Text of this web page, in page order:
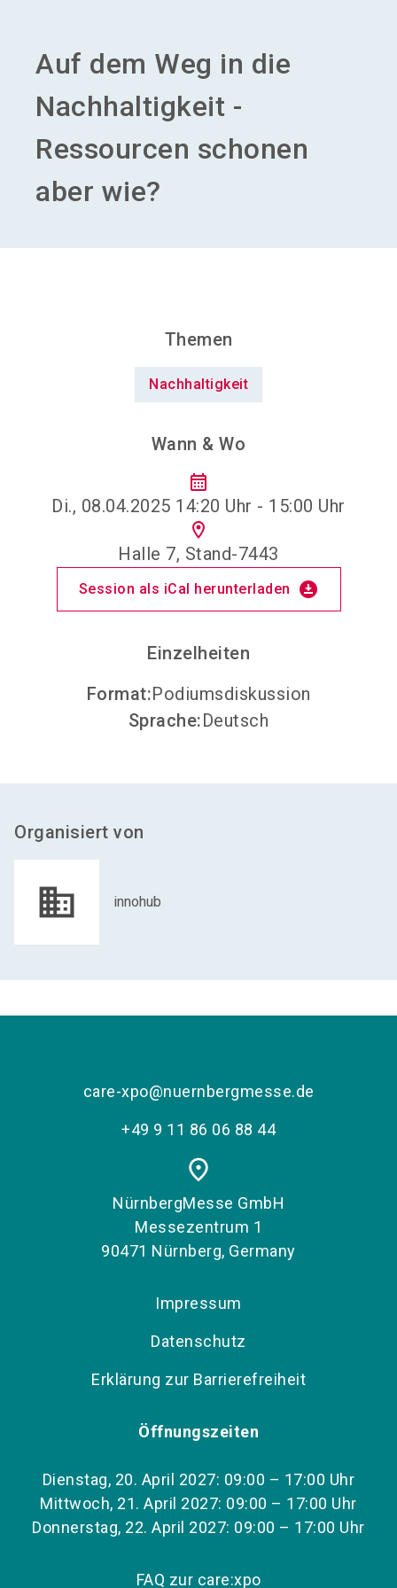
Auf dem Weg in die
Nachhaltigkeit -
Ressourcen schonen
aber wie?
Themen
Nachhaltigkeit
Wann & Wo
calendar_month
Di., 08.04.2025 14:20 Uhr - 15:00 Uhr
location_on
Halle 7, Stand-7443
Session als iCal herunterladen download_for_offline
Einzelheiten
Format:Podiumsdiskussion
Sprache:Deutsch
Organisiert von
innohub
care-xpo@nuernbergmesse.de
+49 9 11 86 06 88 44
place
NürnbergMesse GmbH
Messezentrum 1
90471 Nürnberg, Germany
Impressum
Datenschutz
Erklärung zur Barrierefreiheit
Öffnungszeiten
Dienstag, 20. April 2027: 09:00 – 17:00 Uhr
Mittwoch, 21. April 2027: 09:00 – 17:00 Uhr
Donnerstag, 22. April 2027: 09:00 – 17:00 Uhr
FAQ zur care:xpo